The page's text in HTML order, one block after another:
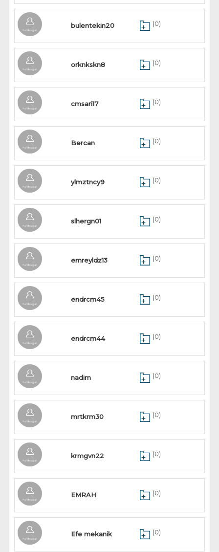
bulentekin20 (0)
orknkskn8 (0)
cmsari17 (0)
Bercan (0)
ylmztncy9 (0)
slhergn01 (0)
emreyldz13 (0)
endrcm45 (0)
endrcm44 (0)
nadim (0)
mrtkrm30 (0)
krmgvn22 (0)
EMRAH (0)
Efe mekanik (0)